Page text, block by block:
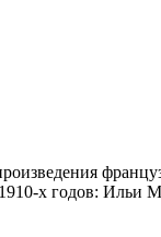
х годов: Ильи